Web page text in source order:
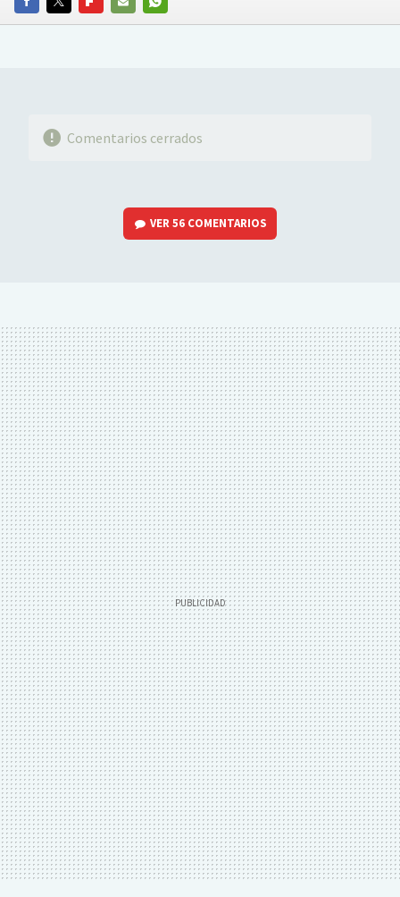
FACEBOOKTWITTERFLIPBOARD
E-
WHATSAPP
Comentarios cerrados
VER56 COMENTARIOS